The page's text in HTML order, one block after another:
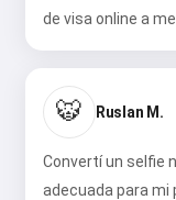
de visa online a
🐯 Ruslan M.
Convertí un selfie
adecuada para mi